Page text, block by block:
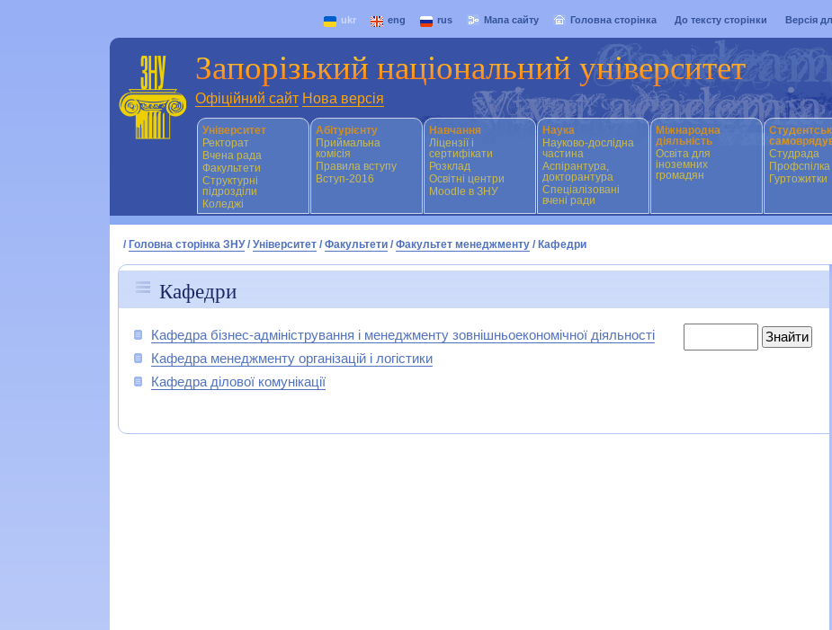
ukr eng rus Мапа сайту Головна сторінка До тексту сторінки Версія
Запорізький національний університет
Офіційний сайт Нова версія
Університет
Ректорат
Вчена рада
Факультети
Структурні
підрозділи
Коледжі
Абітурієнту
Приймальна
комісія
Правила вступу
Вступ-2016
Навчання
Ліцензії і
сертифікати
Розклад
Освітні центри
Moodle в ЗНУ
Наука
Науково-дослідна
частина
Аспірантура,
докторантура
Спеціалізовані
вчені ради
Міжнародна
діяльність
Освіта для
іноземних
громадян
Студрада
Профспілка
Гуртожитки
/ Головна сторінка ЗНУ/ Університет / Факультети / Факультет менеджменту / Кафедри
Кафедри
Кафедра бізнес-адміністрування і менеджменту зовнішньоекономічної діяльності
Кафедра менеджменту організацій і логістики
Кафедра ділової комунікації